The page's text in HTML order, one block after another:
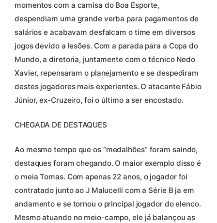
momentos com a camisa do Boa Esporte,
despendiam uma grande verba para pagamentos de
salários e acabavam desfalcam o time em diversos
jogos devido a lesões. Com a parada para a Copa do
Mundo, a diretoria, juntamente com o técnico Nedo
Xavier, repensaram o planejamento e se despediram
destes jogadores mais experientes. O atacante Fábio
Júnior, ex-Cruzeiro, foi o último a ser encostado.
CHEGADA DE DESTAQUES
Ao mesmo tempo que os “medalhões” foram saindo,
destaques foram chegando. O maior exemplo disso é
o meia Tomas. Com apenas 22 anos, o jogador foi
contratado junto ao J Malucelli com a Série B ja em
andamento e se tornou o principal jogador do elenco.
Mesmo atuando no meio-campo, ele já balançou as